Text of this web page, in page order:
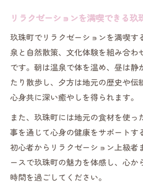
歴史ある場所で心癒され
ン法
リラクゼーションを感じ
リラクゼーションを満喫できる玖
玖珠町でリラクゼーションを満喫す
泉と自然散策、文化体験を組み合わ
です。朝は温泉で体を温め、昼は静
たり散歩し、夕方は地元の歴史や伝
心身共に深い癒やしを得られます。
また、玖珠町には地元の食材を使っ
事を通じて心身の健康をサポートす
初心者からリラクゼーション上級者
ースで玖珠町の魅力を体感し、心か
時間を過ごしてください。